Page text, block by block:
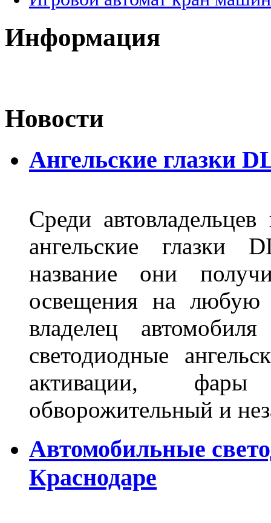
Информация
Новости
Ангельские глазки
Среди
ангельские глазки
название они
освещения на любую
владелец
светодиодные
активации, фары
обворожительный и
Автомобильные
Краснодаре